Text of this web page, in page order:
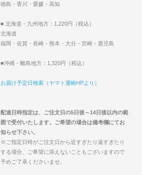
徳島・香川・愛媛・高知
■ 北海道・九州地方：1,220円（税込）
北海道
福岡・佐賀・長崎・熊本・大分・宮崎・鹿児島
■沖縄・離島地方：1,320円（税込）
お届け予定日検索（ヤマト運輸HPより）
配達日時指定は、ご注文日の5日後～14日後以内の範
囲で受付いたします。ご希望の場合は備考欄にてお
知らせ下さい。
※ご指定日時がご注文日から近すぎたり遠すぎたり
する場合、ご希望に添えないこともございますので
予めご了承くださいませ。